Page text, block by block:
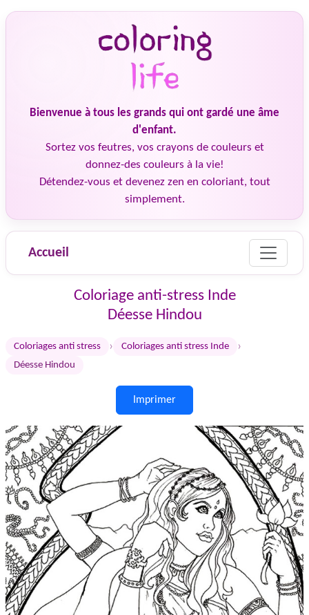
Bienvenue à tous les grands qui ont gardé une âme
d'enfant.
Sortez vos feutres, vos crayons de couleurs et
donnez-des couleurs à la vie!
Détendez-vous et devenez zen en coloriant, tout
simplement.
Accueil
Coloriage anti-stress Inde
Déesse Hindou
Coloriages anti stress › Coloriages anti stress Inde ›
Déesse Hindou
Imprimer